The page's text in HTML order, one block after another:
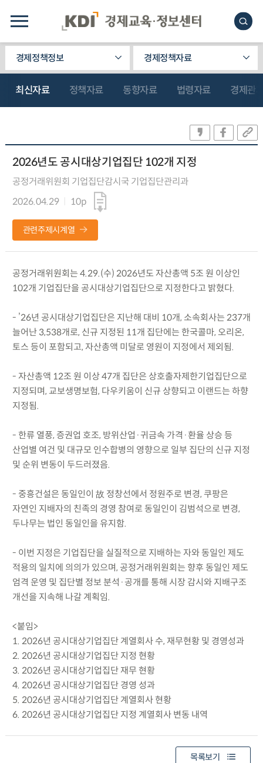
경제정책정보 경제정책자료
최신자료 정책자료 동향자료 법령자료 경제관
2026년도 공시대상기업집단 102개 지정
공정거래위원회 기업집단감시국 기업집단관리과
2026.04.29
10p
관련주제시계열
공정거래위원회는 4.29.(수) 2026년도 자산총액 5조 원 이상인
102개 기업집단을 공시대상기업집단으로 지정한다고 밝혔다.
- ’26년 공시대상기업집단은 지난해 대비 10개, 소속회사는 237개
늘어난 3,538개로, 신규 지정된 11개 집단에는 한국콜마, 오리온,
토스 등이 포함되고, 자산총액 미달로 영원이 지정에서 제외됨.
- 자산총액 12조 원 이상 47개 집단은 상호출자제한기업집단으로
지정되며, 교보생명보험, 다우키움이 신규 상향되고 이랜드는 하향
지정됨.
- 한류 열풍, 증권업 호조, 방위산업·귀금속 가격·환율 상승 등
산업별 여건 및 대규모 인수합병의 영향으로 일부 집단의 신규 지정
및 순위 변동이 두드러졌음.
- 중흥건설은 동일인이 故 정창선에서 정원주로 변경, 쿠팡은
자연인 지배자의 친족의 경영 참여로 동일인이 김범석으로 변경,
두나무는 법인 동일인을 유지함.
- 이번 지정은 기업집단을 실질적으로 지배하는 자와 동일인 제도
적용의 일치에 의의가 있으며, 공정거래위원회는 향후 동일인 제도
엄격 운영 및 집단별 정보 분석·공개를 통해 시장 감시와 지배구조
개선을 지속해 나갈 계획임.
<붙임>
1. 2026년 공시대상기업집단 계열회사 수, 재무현황 및 경영성과
2. 2026년 공시대상기업집단 지정 현황
3. 2026년 공시대상기업집단 재무 현황
4. 2026년 공시대상기업집단 경영 성과
5. 2026년 공시대상기업집단 계열회사 현황
6. 2026년 공시대상기업집단 지정 계열회사 변동 내역
목록보기